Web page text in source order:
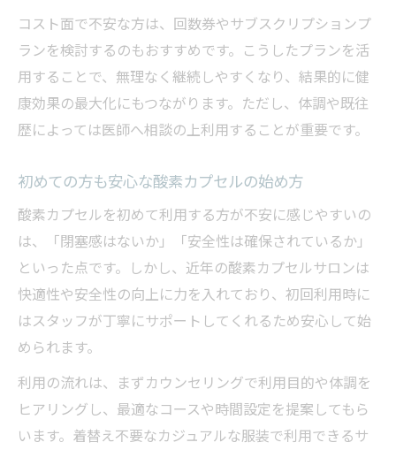
コスト面で不安な方は、回数券やサブスクリプションプ
ランを検討するのもおすすめです。こうしたプランを活
用することで、無理なく継続しやすくなり、結果的に健
康効果の最大化にもつながります。ただし、体調や既往
歴によっては医師へ相談の上利用することが重要です。
初めての方も安心な酸素カプセルの始め方
酸素カプセルを初めて利用する方が不安に感じやすいの
は、「閉塞感はないか」「安全性は確保されているか」
といった点です。しかし、近年の酸素カプセルサロンは
快適性や安全性の向上に力を入れており、初回利用時に
はスタッフが丁寧にサポートしてくれるため安心して始
められます。
利用の流れは、まずカウンセリングで利用目的や体調を
ヒアリングし、最適なコースや時間設定を提案してもら
います。着替え不要なカジュアルな服装で利用できるサ